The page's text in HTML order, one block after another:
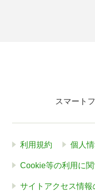
スマート
利用規約 個人
Cookie等の利用に
サイトアクセス情報